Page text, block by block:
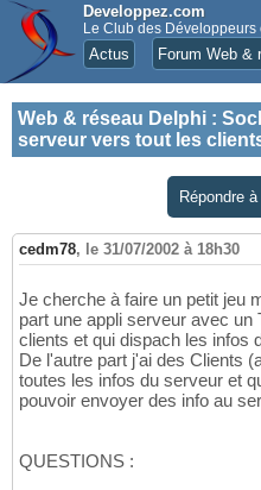
Developpez.com
Le Club des Développeurs
Actus Forum Web
Web & réseau Delphi :
serveur vers tout les
Répondre
cedm78, le 31/07/2002 à 18h30
Je cherche à faire un petit jeu
part une appli serveur avec
clients et qui dispach les infos
De l'autre part j'ai des Clients
toutes les infos du serveur et
pouvoir envoyer des info au
QUESTIONS :